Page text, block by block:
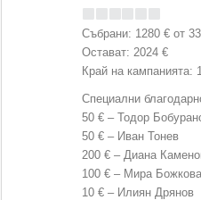
Събрани: 1280 € от
Остават: 2024 €
Край на кампанията:
Специални
50 € – Тодор
50 € – Иван Тонев
200 € – Диана
100 € – Мира Божкова
10 € – Илиян Дрянов